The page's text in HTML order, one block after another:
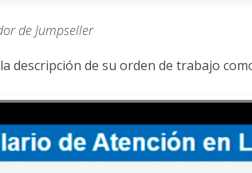
de Jumpseller
descripción de su orden de trabajo